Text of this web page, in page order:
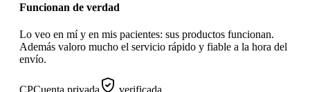
Funcionan de verdad
Lo veo en mí y en mis pacientes: sus productos funcionan.
Además valoro mucho el servicio rápido y fiable a la hora del
envío.
CPCuenta privada verificada